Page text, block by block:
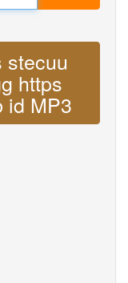
stecuu
https
id MP3